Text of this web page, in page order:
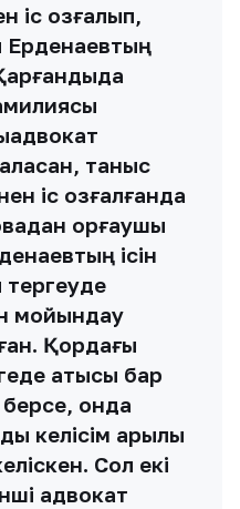
іс қозғалып,
Ерденаевтың
таныс
іс қозғалғанда
қорғаушы
ісін
мойындау
Қордағы
қатысы бар
онда
келісім арқылы
Сол екі
адвокат